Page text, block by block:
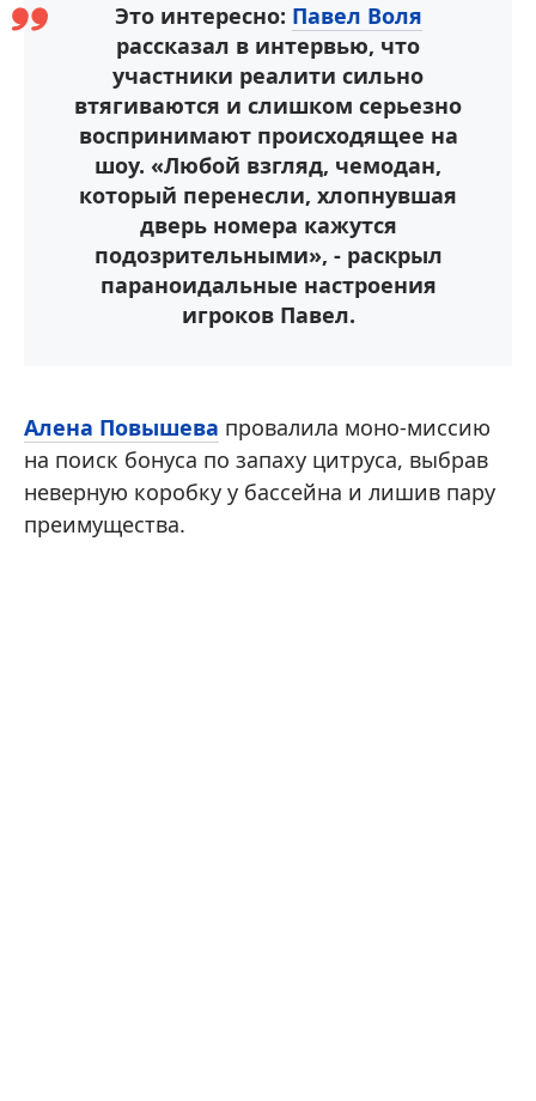
Это интересно: Павел Воля
рассказал в интервью, что
участники реалити сильно
втягиваются и слишком серьезно
воспринимают происходящее на
шоу. «Любой взгляд, чемодан,
который перенесли, хлопнувшая
дверь номера кажутся
подозрительными», - раскрыл
параноидальные настроения
игроков Павел.
Алена Повышева провалила моно-миссию
на поиск бонуса по запаху цитруса, выбрав
неверную коробку у бассейна и лишив пару
преимущества.